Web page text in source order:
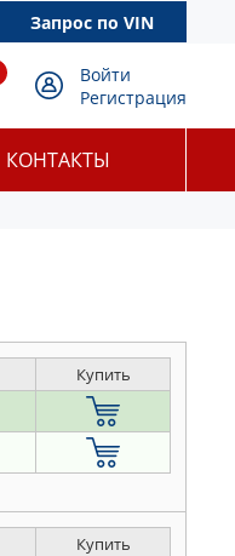
Запрос по VIN
Войти
Регистрация
КОНТАКТЫ
Купить
Купить